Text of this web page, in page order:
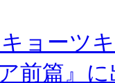
キョーツ
前篇』